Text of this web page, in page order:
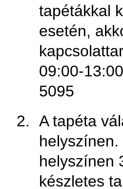
tapétákkal
esetén,
09:00-
5095
A tapéta
helyszínen
készletes